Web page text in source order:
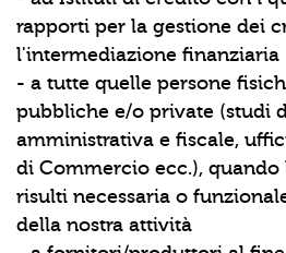
rapporti per la gestione dei
l'intermediazione finanziaria
- a tutte quelle persone
pubbliche e/o private (studi
amministrativa e fiscale,
di Commercio ecc.),
risulti necessaria o
della nostra attività